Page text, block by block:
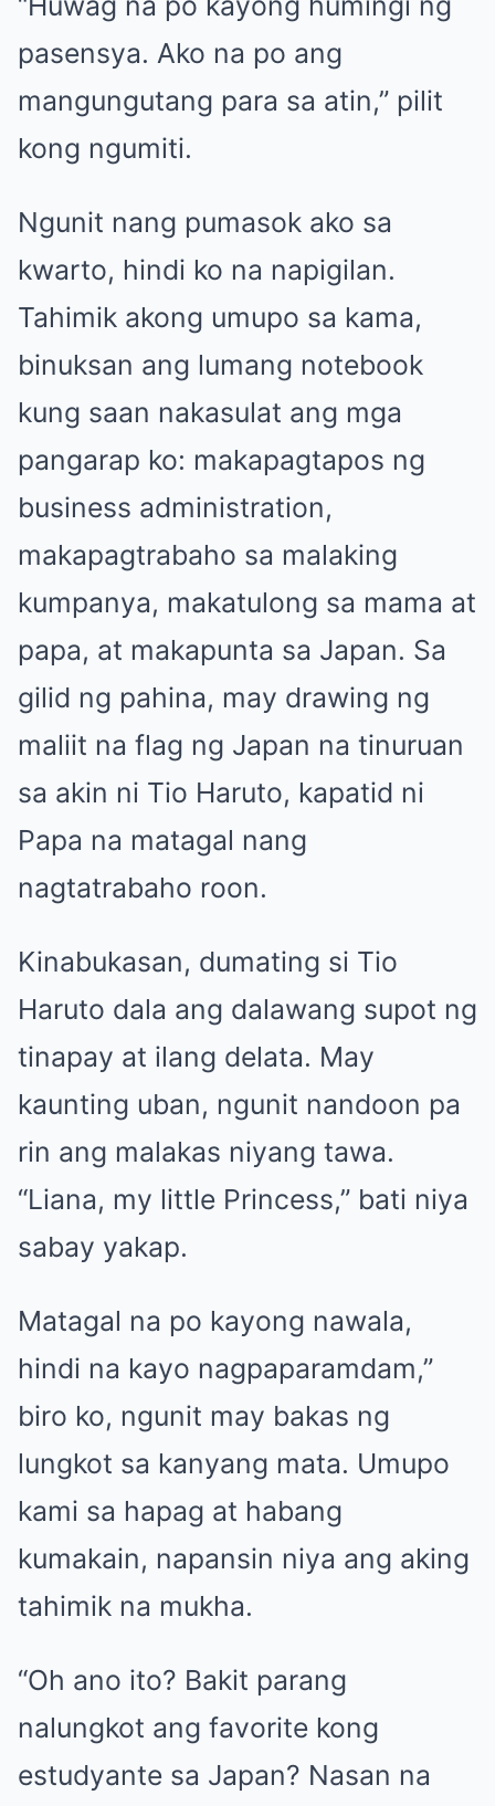
pasensya. Ako na po ang
mangungutang para sa atin,” pilit
kong ngumiti.
Ngunit nang pumasok ako sa
kwarto, hindi ko na napigilan.
Tahimik akong umupo sa kama,
binuksan ang lumang notebook
kung saan nakasulat ang mga
pangarap ko: makapagtapos ng
business administration,
makapagtrabaho sa malaking
kumpanya, makatulong sa mama at
papa, at makapunta sa Japan. Sa
gilid ng pahina, may drawing ng
maliit na flag ng Japan na tinuruan
sa akin ni Tio Haruto, kapatid ni
Papa na matagal nang
nagtatrabaho roon.
Kinabukasan, dumating si Tio
Haruto dala ang dalawang supot ng
tinapay at ilang delata. May
kaunting uban, ngunit nandoon pa
rin ang malakas niyang tawa.
“Liana, my little Princess,” bati niya
sabay yakap.
Matagal na po kayong nawala,
hindi na kayo nagpaparamdam,”
biro ko, ngunit may bakas ng
lungkot sa kanyang mata. Umupo
kami sa hapag at habang
kumakain, napansin niya ang aking
tahimik na mukha.
“Oh ano ito? Bakit parang
nalungkot ang favorite kong
estudyante sa Japan? Nasan na